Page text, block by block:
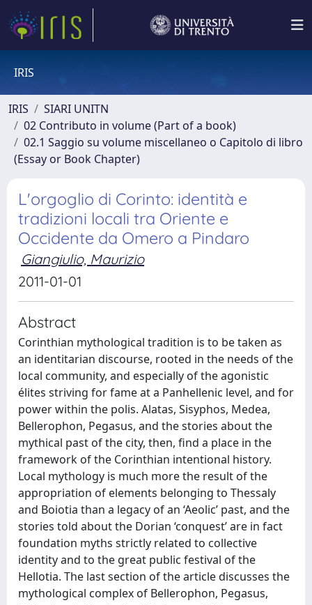
IRIS
IRIS
SIARI UNITN
02 Contributo in volume (Part of a book)
02.1 Saggio su volume miscellaneo o Capitolo di libro
(Essay or Book Chapter)
L'orgoglio di Corinto: identità e
tradizioni locali tra Oriente e
Occidente da Omero a Pindaro
Giangiulio, Maurizio
2011-01-01
Abstract
Corinthian mythological tradition is to be taken as
an identitarian discourse, rooted in the needs of the
local community, and especially of the agonistic
élites striving for fame at a Panhellenic level, and for
power within the polis. Alatas, Sisyphos, Medea,
Bellerophon, Pegasus, and the stories about the
mythical past of the city, then, find a place in the
framework of the Corinthian intentional history.
Local mythology is much more the result of the
appropriation of elements belonging to Thessaly
and Boiotia than a legacy of an ‘Aeolic’ past, and the
stories told about the Dorian ‘conquest’ are in fact
foundation myths strictly related to collective
identity and to the great public festival of the
Hellotia. The last section of the article discusses the
mythological complex of Bellerophon, Pegasus,